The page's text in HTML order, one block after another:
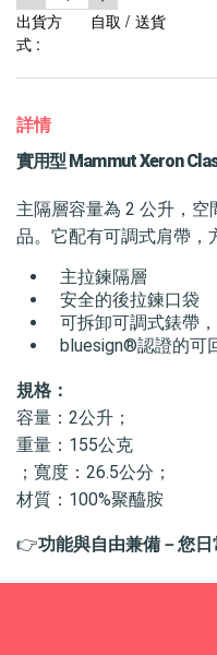
出貨方
式 :
自取 / 送貨
詳情
實用型 Mammut Xeron
主隔層容量為 2 公升，
品。它配有可調式肩帶，
主拉鍊隔層
安全的後拉鍊口袋
可拆卸可調式錶帶
bluesign®認證的可
規格：
容量：2公升；
重量：155公克
；寬度：26.5公分；
材質：100%聚醯胺
👉功能與自由兼備－您日